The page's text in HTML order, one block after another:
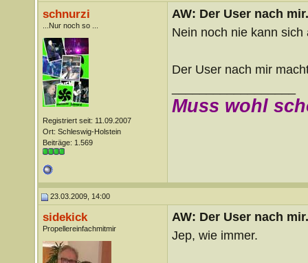
schnurzi
...Nur noch so ...
Registriert seit: 11.09.2007
Ort: Schleswig-Holstein
Beiträge: 1.569
AW: Der User nach
Nein noch nie kann
Der User nach mir
Muss wohl
23.03.2009, 14:00
sidekick
Propellereinfachmitmir
AW: Der User nach
Jep, wie immer.